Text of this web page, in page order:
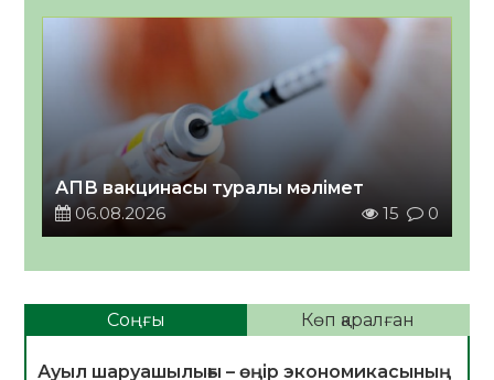
АПВ вакцинасы туралы мәлімет
06.08.2026
15 0
Соңғы Көп қаралған
Ауыл шаруашылығы – өңір экономикасының